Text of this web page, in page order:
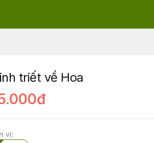
triết về Hoa
vị: